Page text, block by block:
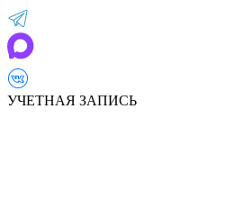
УЧЕТНАЯ ЗАПИСЬ